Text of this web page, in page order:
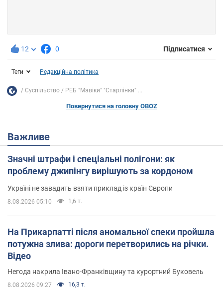
12 0 Підписатися
Теги Редакційна політика
Суспільство РЕБ "Мавіки" "Старлінки" ...
Повернутися на головну OBOZ
Важливе
Значні штрафи і спеціальні полігони: як
проблему джипінгу вирішують за кордоном
Україні не завадить взяти приклад із країн Європи
8.08.2026 05:10 1,6 т.
На Прикарпатті після аномальної спеки пройшла
потужна злива: дороги перетворились на річки.
Відео
Негода накрила Івано-Франківщину та курортний Буковель
8.08.2026 09:27 16,3 т.